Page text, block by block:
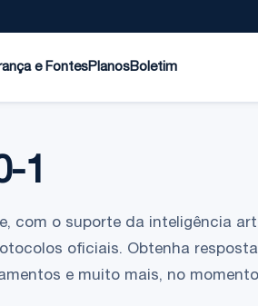
e FontesPlanosBoletim
1
com o suporte da inteligência
oficiais. Obtenha
e muito mais, no